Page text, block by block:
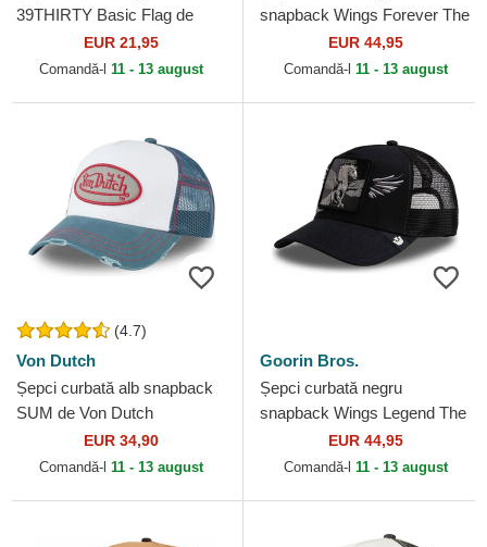
39THIRTY Basic Flag de
EUR 21,95
Comandă-l 11 - 13 august
snapback Wings Forever The
Farm Goorin Bros.
EUR 44,95
Comandă-l 11 - 13 august
(4.7)
Von Dutch
Șepci curbată alb snapback
SUM de Von Dutch
EUR 34,90
Comandă-l 11 - 13 august
Goorin Bros.
Șepci curbată negru
snapback Wings Legend The
Farm Goorin Bros.
EUR 44,95
Comandă-l 11 - 13 august